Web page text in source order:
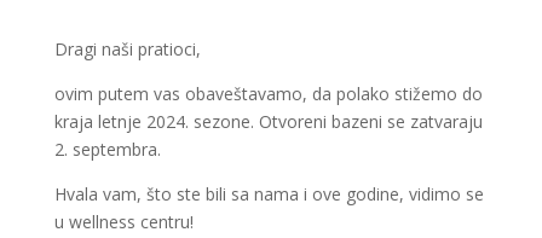
Dragi naši pratioci,
ovim putem vas obaveštavamo, da polako stižemo do
kraja letnje 2024. sezone. Otvoreni bazeni se zatvaraju
2. septembra.
Hvala vam, što ste bili sa nama i ove godine, vidimo se
u wellness centru!